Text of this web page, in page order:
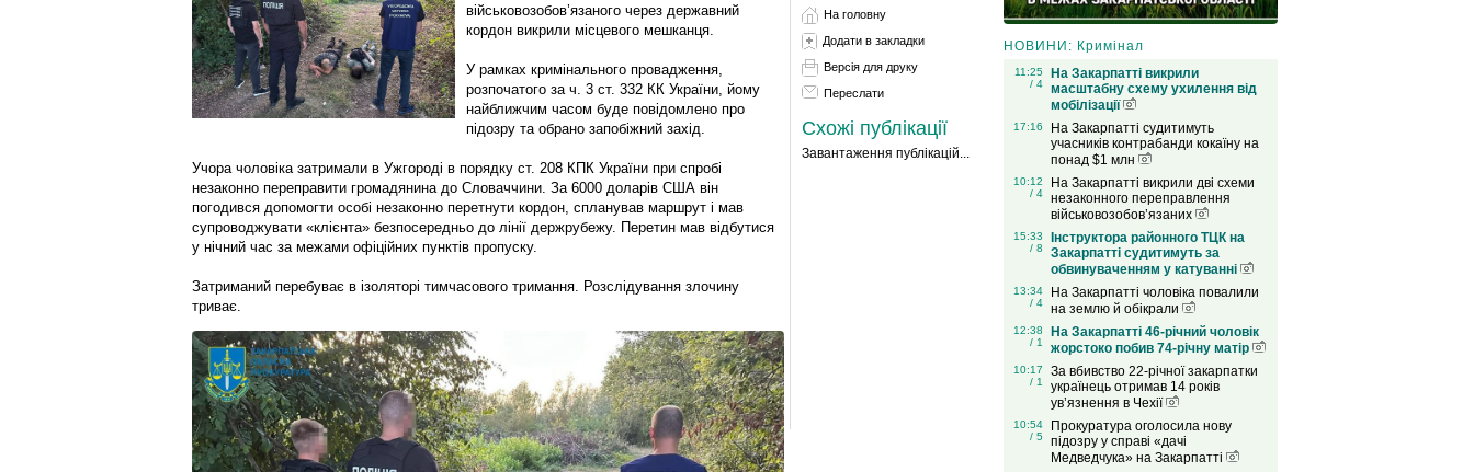
військовозобов’язаного через державний
кордон викрили місцевого мешканця.
У рамках кримінального провадження,
розпочатого за ч. 3 ст. 332 КК України, йому
найближчим часом буде повідомлено про
підозру та обрано запобіжний захід.
Учора чоловіка затримали в Ужгороді в порядку ст. 208 КПК України при спробі
незаконно переправити громадянина до Словаччини. За 6000 доларів США він
погодився допомогти особі незаконно перетнути кордон, спланував маршрут і мав
супроводжувати «клієнта» безпосередньо до лінії держрубежу. Перетин мав відбутися
у нічний час за межами офіційних пунктів пропуску.
Затриманий перебуває в ізоляторі тимчасового тримання. Розслідування злочину
триває.
На головну
Додати в закладки
Версія для друку
Переслати
Схожі публікації
Завантаження публікацій...
НОВИНИ: Кримінал
11:25
/ 4
На Закарпатті викрили
масштабну схему ухилення від
мобілізації
17:16
На Закарпатті судитимуть
учасників контрабанди кокаїну на
понад $1 млн
10:12
/ 4
На Закарпатті викрили дві схеми
незаконного переправлення
військовозобов’язаних
15:33
/ 8
Інструктора районного ТЦК на
Закарпатті судитимуть за
обвинуваченням у катуванні
13:34
/ 4
На Закарпатті чоловіка повалили
на землю й обікрали
12:38
/ 1
На Закарпатті 46-річний чоловік
жорстоко побив 74-річну матір
10:17
/ 1
За вбивство 22-річної закарпатки
українець отримав 14 років
ув’язнення в Чехії
10:54
/ 5
Прокуратура оголосила нову
підозру у справі «дачі
Медведчука» на Закарпатті